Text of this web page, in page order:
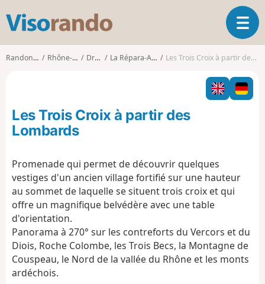
s
o
o
O
u
v
i
r
l
o
n
Randonnées Rhône-Alpes Drôme La Répara-Auriples Les Trois Croix à partir des Lombards
Les Trois Croix à partir des
Lombards
Promenade qui permet de découvrir quelques
vestiges d'un ancien village fortifié sur une hauteur
au sommet de laquelle se situent trois croix et qui
offre un magnifique belvédère avec une table
d'orientation.
Panorama à 270° sur les contreforts du Vercors et du
Diois, Roche Colombe, les Trois Becs, la Montagne de
Couspeau, le Nord de la vallée du Rhône et les monts
ardéchois.